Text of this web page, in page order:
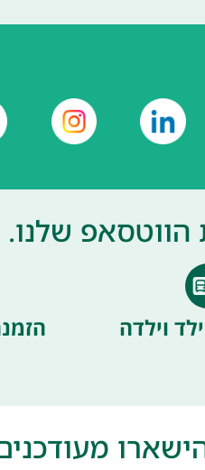
הווטסאפ שלנו.
וילדה